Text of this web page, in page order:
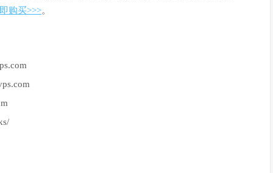
购买>>>。